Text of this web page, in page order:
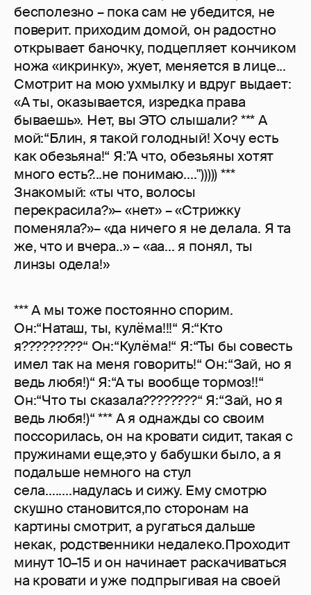
бесполезно – пока сам не убедится, не
поверит. приходим домой, он радостно
открывает баночку, подцепляет кончиком
ножа «икринку», жует, меняется в лице...
Смотрит на мою ухмылку и вдруг выдает:
«А ты, оказывается, изредка права
бываешь». Нет, вы ЭТО слышали? *** А
мой:“Блин, я такой голодный! Хочу есть
как обезьяна!“ Я:"А что, обезьяны хотят
много есть?...не понимаю...."))))) ***
Знакомый: «ты что, волосы
перекрасила?»– «нет» – «Стрижку
поменяла?»– «да ничего я не делала. Я та
же, что и вчера..» – «аа... я понял, ты
линзы одела!»
*** А мы тоже постоянно спорим.
Он:“Наташ, ты, кулёма!!!“ Я:“Кто
я?????????“ Он:“Кулёма!“ Я:“Ты бы совесть
имел так на меня говорить!“ Он:“Зай, но я
ведь любя!)“ Я:“А ты вообще тормоз!!“
Он:“Что ты сказала????????“ Я:“Зай, но я
ведь любя!)“ *** А я однажды со своим
поссорилась, он на кровати сидит, такая с
пружинами еще,это у бабушки было, а я
подальше немного на стул
села........надулась и сижу. Ему смотрю
скушно становится,по сторонам на
картины смотрит, а ругаться дальше
некак, родственники недалеко.Проходит
минут 10–15 и он начинает раскачиваться
на кровати и уже подпрыгивая на своей